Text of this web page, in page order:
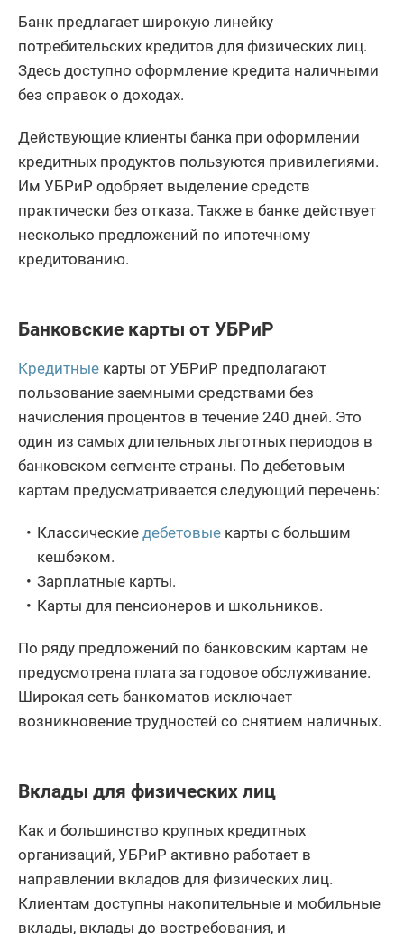
Банк предлагает широкую линейку
потребительских кредитов для физических лиц.
Здесь доступно оформление кредита наличными
без справок о доходах.
Действующие клиенты банка при оформлении
кредитных продуктов пользуются привилегиями.
Им УБРиР одобряет выделение средств
практически без отказа. Также в банке действует
несколько предложений по ипотечному
кредитованию.
Банковские карты от УБРиР
Кредитные карты от УБРиР предполагают
пользование заемными средствами без
начисления процентов в течение 240 дней. Это
один из самых длительных льготных периодов в
банковском сегменте страны. По дебетовым
картам предусматривается следующий перечень:
Классическиедебетовые карты с большим
кешбэком.
Зарплатные карты.
Карты для пенсионеров и школьников.
По ряду предложений по банковским картам не
предусмотрена плата за годовое обслуживание.
Широкая сеть банкоматов исключает
возникновение трудностей со снятием наличных.
Вклады для физических лиц
Как и большинство крупных кредитных
организаций, УБРиР активно работает в
направлении вкладов для физических лиц.
Клиентам доступны накопительные и мобильные
вклады, вклады до востребования, и